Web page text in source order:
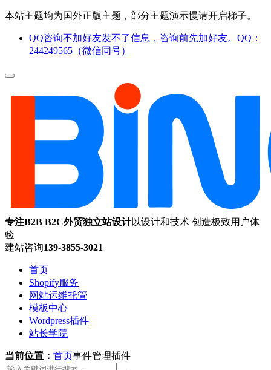
本站主题均为国外正版主题，部分主题演示慢请开启梯子。
QQ咨询不加好友发不了信息，咨询前先加好友。QQ：
244249565（微信同号）
专注B2B B2C外贸独立站设计以设计和技术 创造极致用户体
验
建站咨询139-3855-3021
首页
Shopify服务
网站运维托管
模板中心
Wordpress插件
站长学院
当前位置： 首页事件管理插件